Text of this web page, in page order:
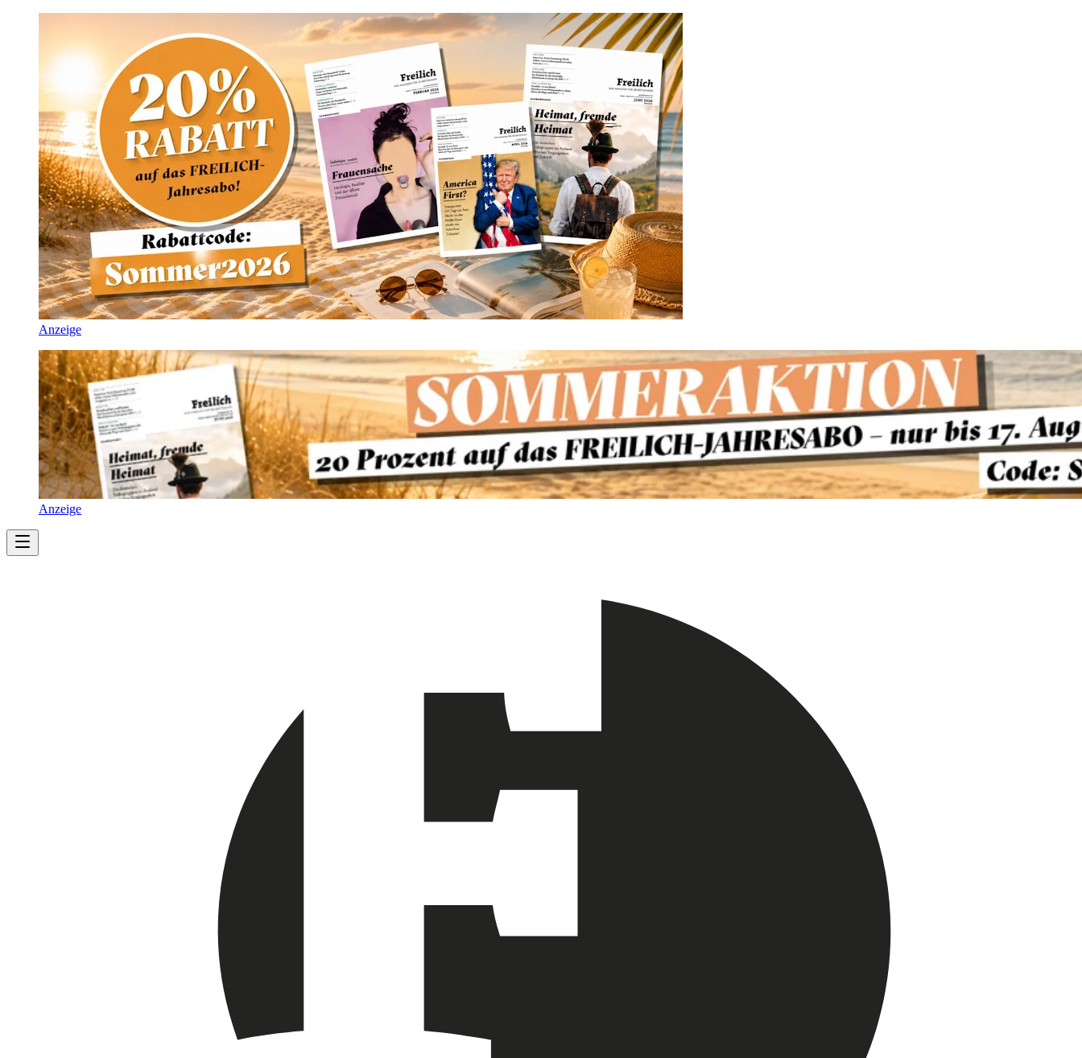
Anzeige
Anzeige